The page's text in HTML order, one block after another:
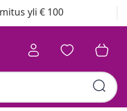
yli € 100